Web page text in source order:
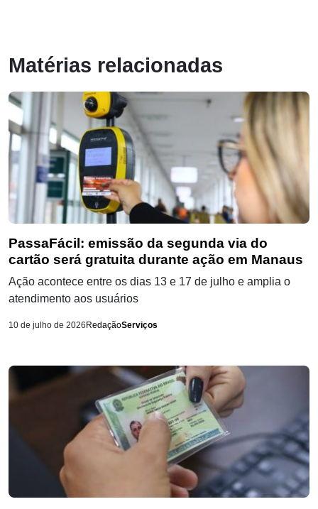
Matérias relacionadas
PassaFácil: emissão da segunda via do
cartão será gratuita durante ação em Manaus
Ação acontece entre os dias 13 e 17 de julho e amplia o
atendimento aos usuários
10 de julho de 2026 RedaçãoServiços